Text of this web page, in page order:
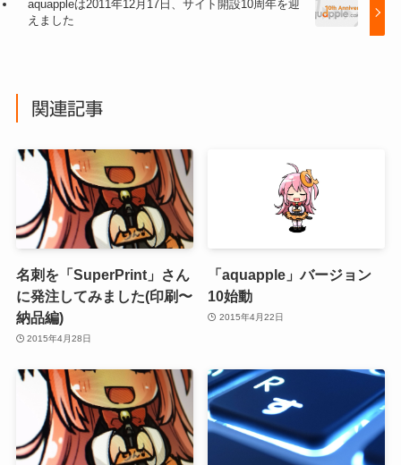
aquappleは2011年12月17日、サイト開設10周年を迎
えました
関連記事
名刺を「SuperPrint」さん
に発注してみました(印刷〜
納品編)
2015年4月28日
「aquapple」バージョン
10始動
2015年4月22日